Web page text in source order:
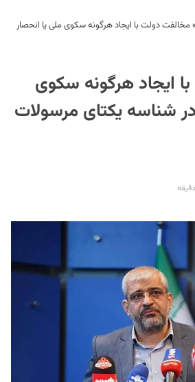
»مخالفت دولت با ایجاد هرگونه سکوی ملی یا انحصار
ایجاد هرگونه سکوی
شناسه یکتای مرسولات